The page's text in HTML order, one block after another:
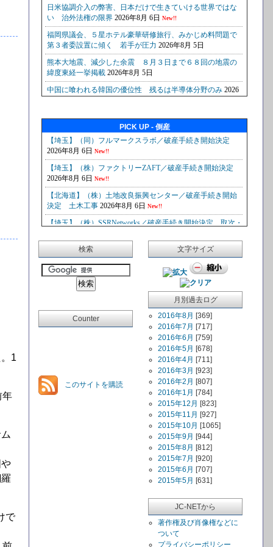
1
年
で
PICK UP - 倒産
検索
Counter
このサイトを購読
文字サイズ
月別過去ログ
2016年8月 [369]
2016年7月 [717]
2016年6月 [759]
2016年5月 [678]
2016年4月 [711]
2016年3月 [923]
2016年2月 [807]
2016年1月 [784]
2015年12月 [823]
2015年11月 [927]
2015年10月 [1065]
2015年9月 [944]
2015年8月 [812]
2015年7月 [920]
2015年6月 [707]
2015年5月 [631]
JC-NETから
著作権及び肖像権などに
ついて
プライバシーポリシー